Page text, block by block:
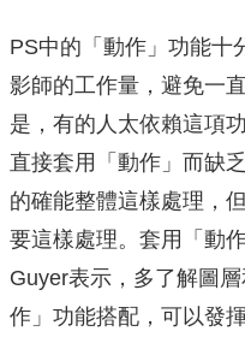
PS中的「動作」功能十
影師的工作量，避免一
是，有的人太依賴這項
直接套用「動作」而缺
的確能整體這樣處理，
要這樣處理。套用「動
Guyer表示，多了解圖
作」功能搭配，可以發